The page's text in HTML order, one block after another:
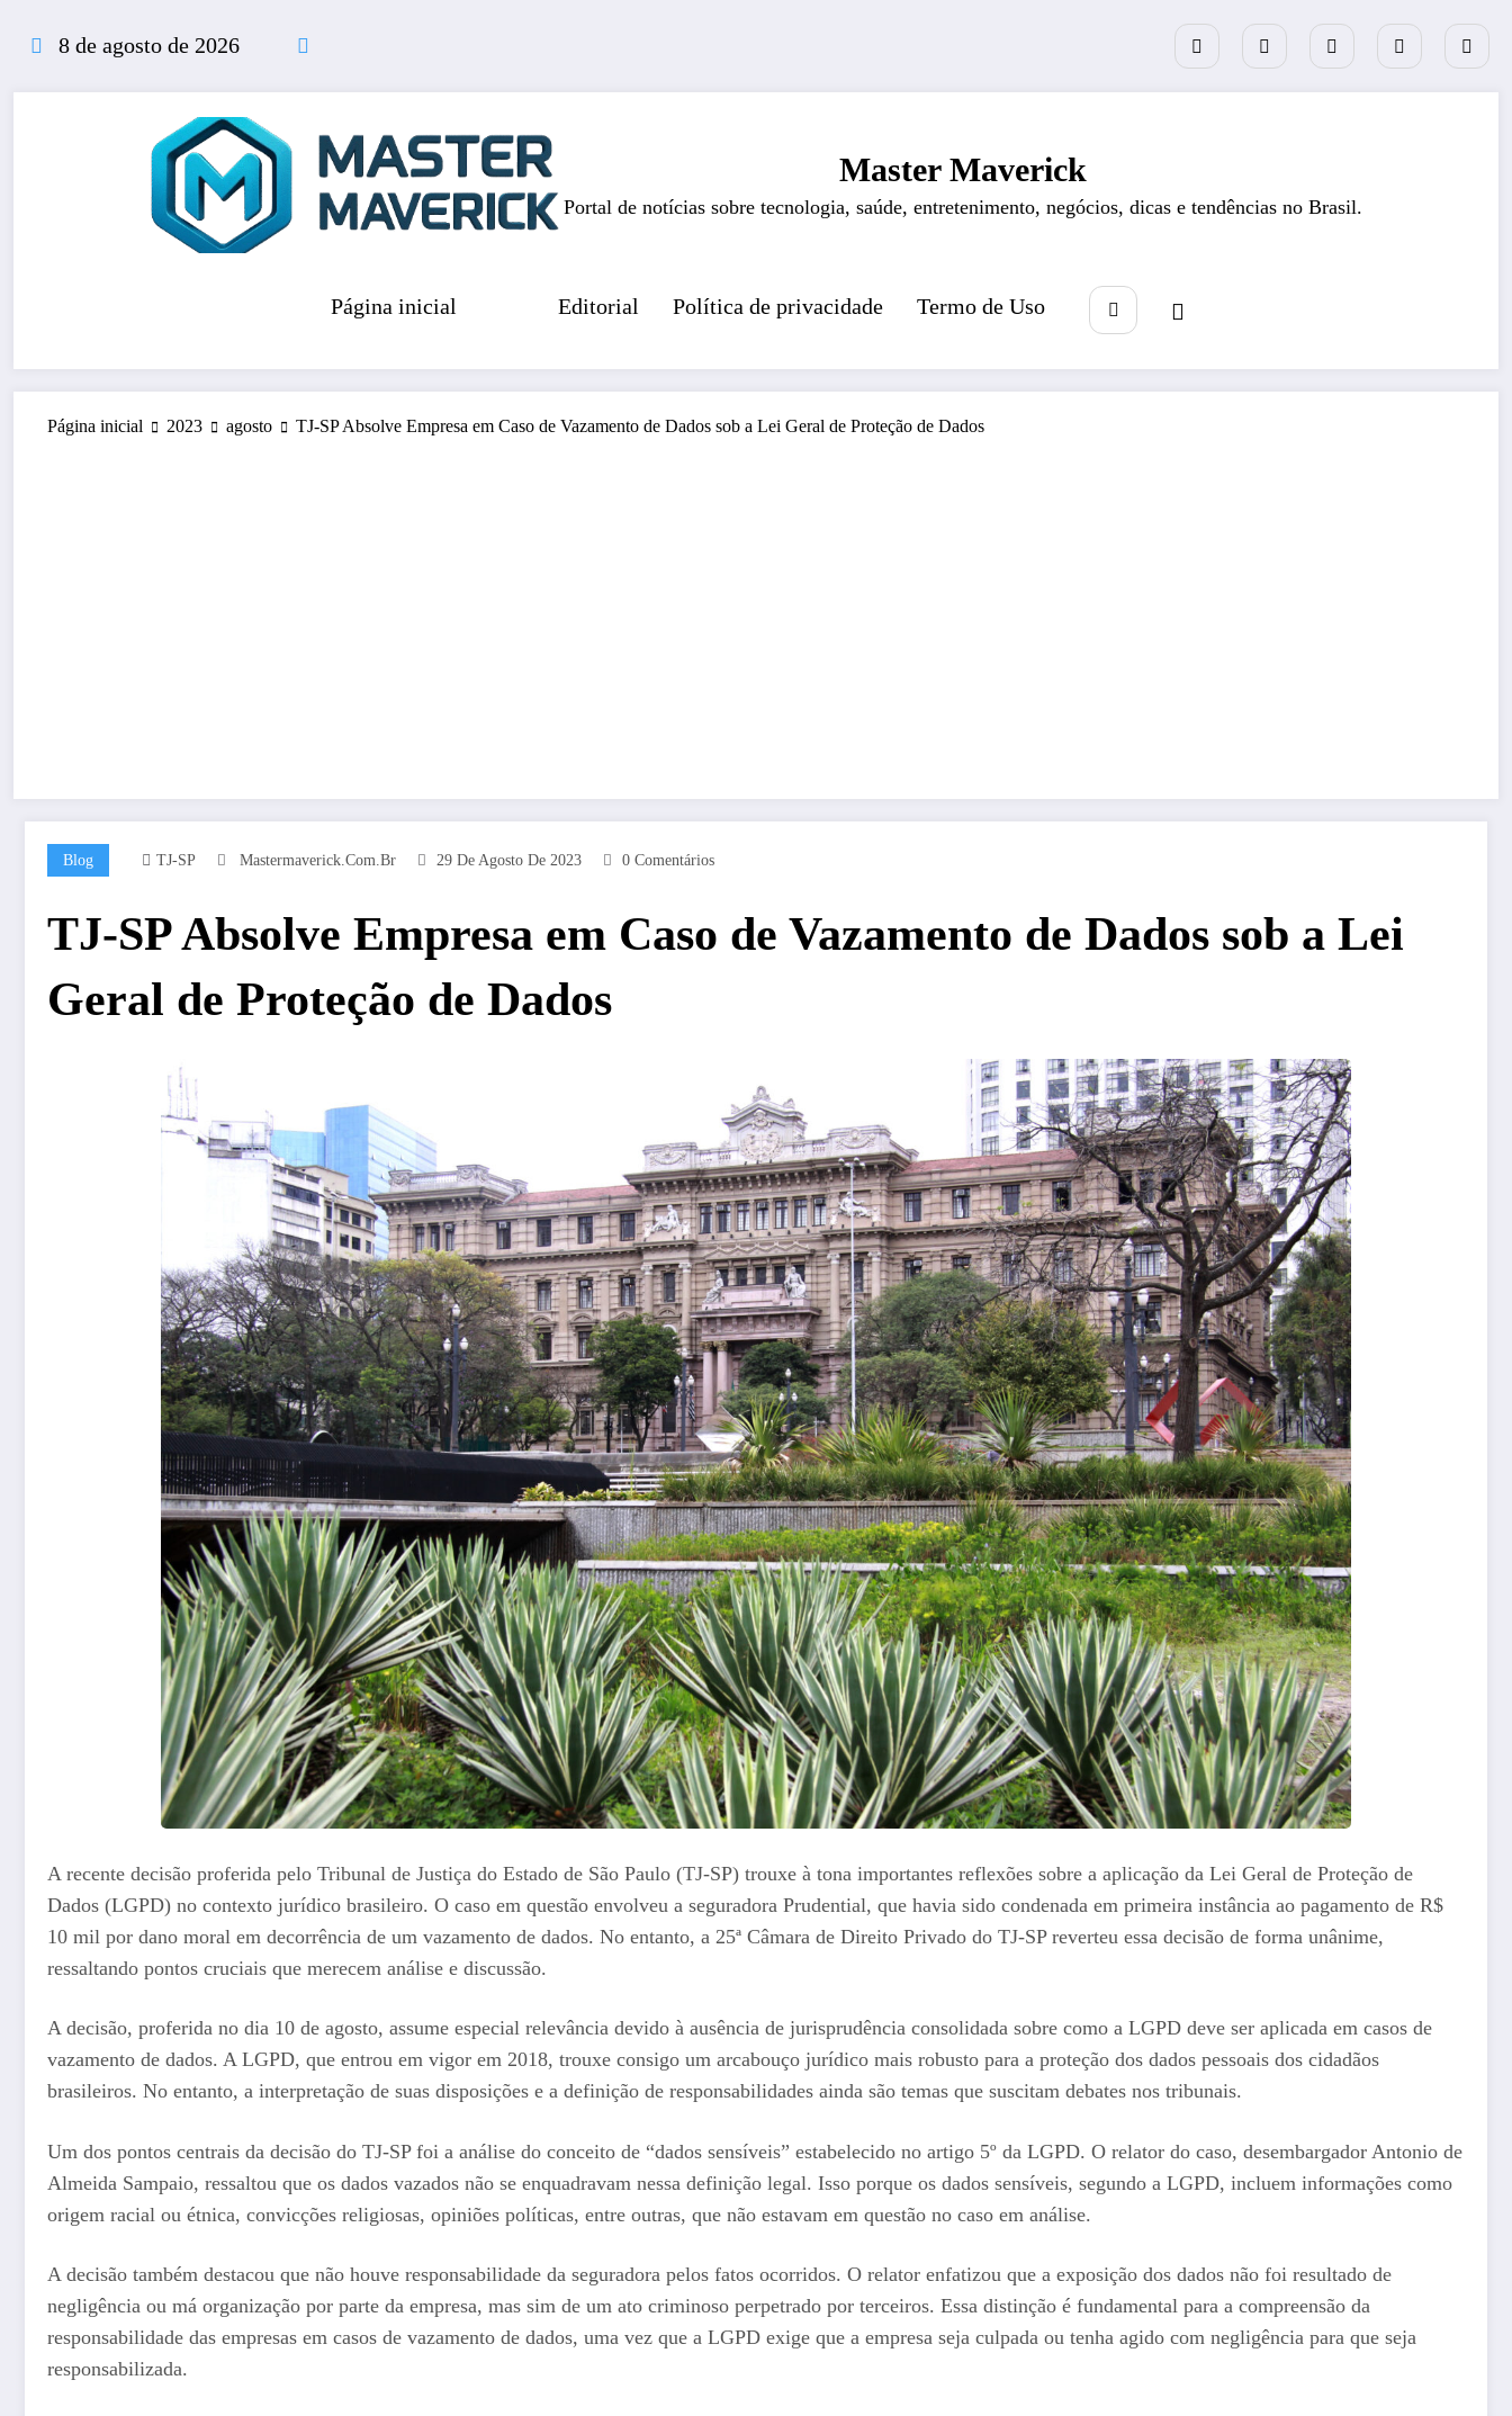
conteúdo
8 de agosto de 2026
Master Maverick
Portal de notícias sobre tecnologia, saúde, entretenimento, negócios, dicas e tendências no Brasil.
Página inicial Editorial Política de privacidade Termo de Uso
Página inicial 2023 agosto TJ-SP Absolve Empresa em Caso de Vazamento de Dados sob a Lei Geral de Proteção de Dados
Blog TJ-SP Mastermaverick.com.br 29 De Agosto De 2023 0 Comentários
TJ-SP Absolve Empresa em Caso de Vazamento de Dados sob a Lei
Geral de Proteção de Dados
A recente decisão proferida pelo Tribunal de Justiça do Estado de São Paulo (TJ-SP) trouxe à tona importantes reflexões sobre a aplicação da Lei Geral de Proteção de
Dados (LGPD) no contexto jurídico brasileiro. O caso em questão envolveu a seguradora Prudential, que havia sido condenada em primeira instância ao pagamento de R$
10 mil por dano moral em decorrência de um vazamento de dados. No entanto, a 25ª Câmara de Direito Privado do TJ-SP reverteu essa decisão de forma unânime,
ressaltando pontos cruciais que merecem análise e discussão.
A decisão, proferida no dia 10 de agosto, assume especial relevância devido à ausência de jurisprudência consolidada sobre como a LGPD deve ser aplicada em casos de
vazamento de dados. A LGPD, que entrou em vigor em 2018, trouxe consigo um arcabouço jurídico mais robusto para a proteção dos dados pessoais dos cidadãos
brasileiros. No entanto, a interpretação de suas disposições e a definição de responsabilidades ainda são temas que suscitam debates nos tribunais.
Um dos pontos centrais da decisão do TJ-SP foi a análise do conceito de “dados sensíveis” estabelecido no artigo 5º da LGPD. O relator do caso, desembargador Antonio de
Almeida Sampaio, ressaltou que os dados vazados não se enquadravam nessa definição legal. Isso porque os dados sensíveis, segundo a LGPD, incluem informações como
origem racial ou étnica, convicções religiosas, opiniões políticas, entre outras, que não estavam em questão no caso em análise.
A decisão também destacou que não houve responsabilidade da seguradora pelos fatos ocorridos. O relator enfatizou que a exposição dos dados não foi resultado de
negligência ou má organização por parte da empresa, mas sim de um ato criminoso perpetrado por terceiros. Essa distinção é fundamental para a compreensão da
responsabilidade das empresas em casos de vazamento de dados, uma vez que a LGPD exige que a empresa seja culpada ou tenha agido com negligência para que seja
responsabilizada.